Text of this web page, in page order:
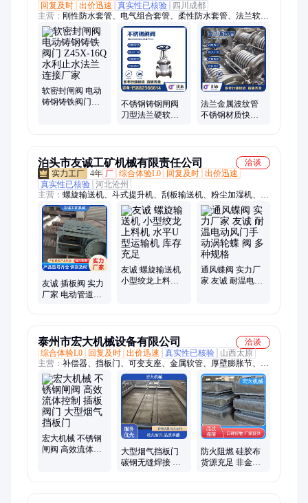
回复及时 出价迅速 真实性已核验
四川成都
主营： 刚性防水套管、电气组合套管、柔性防水套管、法兰软密
封闸阀、钢制伸缩器、法兰蝶阀、人防密闭套管、电动气动阀
门、可调式减压阀、集分水器、止回阀、过滤器、阻尼减震器、
排泥阀、过轨管、止水环、通气帽、截止阀、黄铜阀门、法兰弯
头、波纹补偿器、橡胶接头、排气阀
软密封闸阀 电动
铸钢铸铁阀门
不锈钢铸钢闸阀
刀型法兰硬软密
法兰金属波纹管
不锈钢材质快接
泊头市友诚工矿机械有限责任公司
洽谈
4年 厂 综合体验L0 回复及时 出价迅速
真实性已核验 河北沧州
主营： 螺旋输送机、斗式提升机、刮板输送机、粉尘加湿机、通
风蝶阀、无轴螺旋输送机、管式螺旋输送机、插板阀、星型卸料
器
友诚 插板阀 实力
厂家 电动管道截
友诚 螺旋输送机
小型绞龙上料机
通风蝶阀 实力厂
家 友诚 耐温电动
泰州市宏大机械设备有限公司
洽谈
综合体验L0
回复及时 出价迅速 真实性已核验
山西太原
主营： 补偿器、挡板门、可变支座、金属软管、厚壁膨胀节、非
金属补偿器、衬四氟补偿器
宏大机械 不锈钢
闸阀 高效流体控
大型烟气挡板门
碳钢无缝焊接 插
防火阻燃 硅胶布
货源充足 非金属